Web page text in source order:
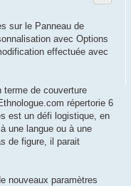
sur le Panneau de
avec Options
effectuée avec
terme de couverture
répertorie 6
est un défi logistique, en
une langue ou à une
de figure, il parait
nouveaux paramètres